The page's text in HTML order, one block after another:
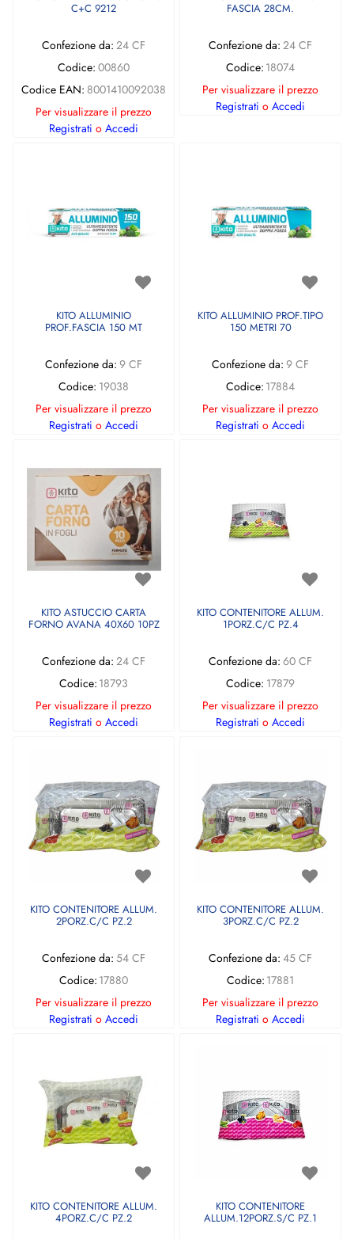
C+C 9212
Confezione da: 24 CF
Codice: 00860
Codice EAN: 8001410092038
Per visualizzare il prezzo
Registrati o Accedi
FASCIA 28CM.
Confezione da: 24 CF
Codice: 18074
Per visualizzare il prezzo
Registrati o Accedi
KITO ALLUMINIO
PROF.FASCIA 150 MT
Confezione da: 9 CF
Codice: 19038
Per visualizzare il prezzo
Registrati o Accedi
KITO ALLUMINIO PROF.TIPO
150 METRI 70
Confezione da: 9 CF
Codice: 17884
Per visualizzare il prezzo
Registrati o Accedi
KITO ASTUCCIO CARTA
FORNO AVANA 40X60 10PZ
Confezione da: 24 CF
Codice: 18793
Per visualizzare il prezzo
Registrati o Accedi
KITO CONTENITORE ALLUM.
1PORZ.C/C PZ.4
Confezione da: 60 CF
Codice: 17879
Per visualizzare il prezzo
Registrati o Accedi
KITO CONTENITORE ALLUM.
2PORZ.C/C PZ.2
Confezione da: 54 CF
Codice: 17880
Per visualizzare il prezzo
Registrati o Accedi
KITO CONTENITORE ALLUM.
3PORZ.C/C PZ.2
Confezione da: 45 CF
Codice: 17881
Per visualizzare il prezzo
Registrati o Accedi
KITO CONTENITORE ALLUM.
4PORZ.C/C PZ.2
KITO CONTENITORE
ALLUM.12PORZ.S/C PZ.1